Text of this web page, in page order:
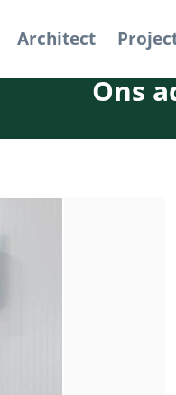
Architect
Ons